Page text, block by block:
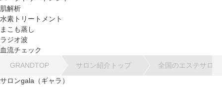
肌解析
水素トリートメント
まこも蒸し
ラジオ波
血流チェック
GRANDTOP
サロン紹介トップ
全国のエステサロ
サロンgala（ギャラ）